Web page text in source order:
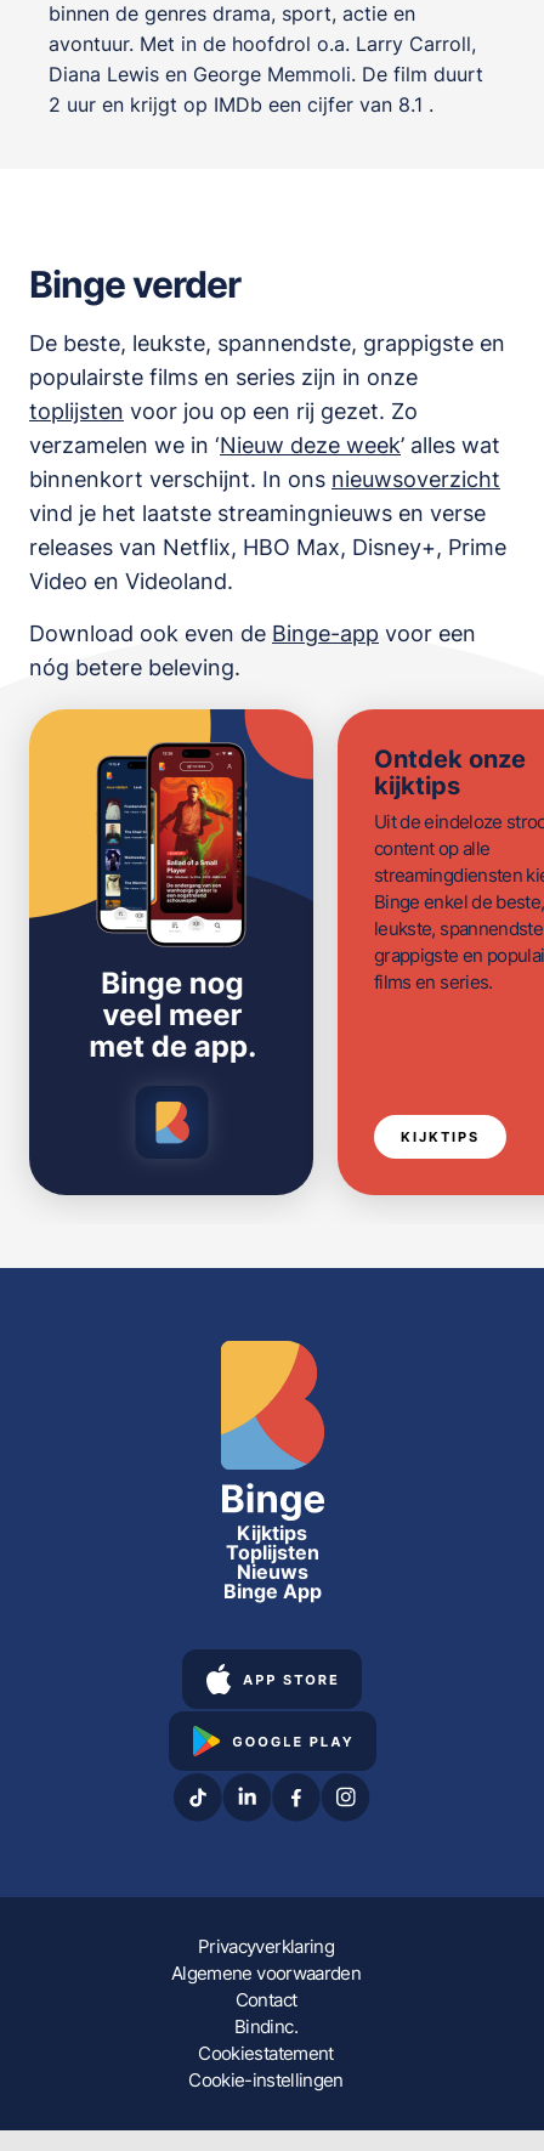
binnen de genres drama, sport, actie en
avontuur. Met in de hoofdrol o.a. Larry Carroll,
Diana Lewis en George Memmoli. De film duurt
2 uur en krijgt op IMDb een cijfer van 8.1 .
Binge verder
De beste, leukste, spannendste, grappigste en
populairste films en series zijn in onze
toplijsten voor jou op een rij gezet. Zo
verzamelen we in ‘Nieuw deze week’ alles wat
binnenkort verschijnt. In ons nieuwsoverzicht
vind je het laatste streamingnieuws en verse
releases van Netflix, HBO Max, Disney+, Prime
Video en Videoland.
Download ook even de Binge-app voor een
nóg betere beleving.
Ontdek onze
kijktips
Uit de eindeloze
content op alle
streamingdiensten
Binge enkel de beste,
leukste,
grappigste en
films en series.
KIJKTIPS
Kijktips
Toplijsten
Nieuws
Binge App
Privacyverklaring
Algemene voorwaarden
Contact
Bindinc.
Cookiestatement
Cookie-instellingen